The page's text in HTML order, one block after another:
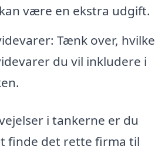
være en ekstra udgift.
Tænk over, hvilke
du vil inkludere i
i tankerne er du
finde det rette firma til